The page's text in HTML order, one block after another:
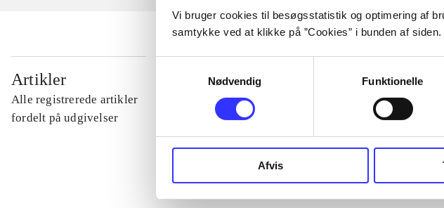
Vi bruger cookies til besøgsstatistik og optimering af
samtykke ved at klikke på ”Cookies” i bunden af
Nødvendig
Funktionelle
Afvis
Artikler
Alle registrerede artikler
fordelt på udgivelser
...